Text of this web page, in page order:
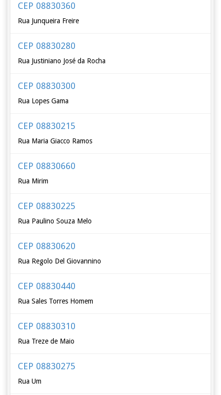
CEP 08830360
Rua Junqueira Freire
CEP 08830280
Rua Justiniano José da Rocha
CEP 08830300
Rua Lopes Gama
CEP 08830215
Rua Maria Giacco Ramos
CEP 08830660
Rua Mirim
CEP 08830225
Rua Paulino Souza Melo
CEP 08830620
Rua Regolo Del Giovannino
CEP 08830440
Rua Sales Torres Homem
CEP 08830310
Rua Treze de Maio
CEP 08830275
Rua Um